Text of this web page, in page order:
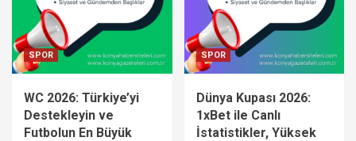
SPOR
WC 2026: Türkiye’yi
Destekleyin ve
Futbolun En Büyük
SPOR
Dünya Kupası 2026:
1xBet ile Canlı
İstatistikler, Yüksek